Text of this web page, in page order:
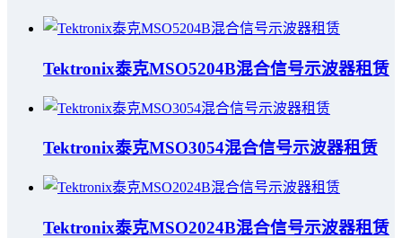
Tektronix泰克MSO5204B混合信号示波器租赁
Tektronix泰克MSO3054混合信号示波器租赁
Tektronix泰克MSO2024B混合信号示波器租赁